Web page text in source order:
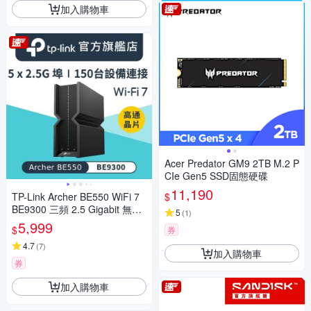
加入購物車
TP-Link Archer BE550 WiFi 7
BE9300 三頻 2.5 Gigabit 無線
網路路由器(Wi-Fi 7分享器/USB
3.0)
$5,999
4.7(7)
券
加入購物車
Acer Predator GM9 2TB M.2 P
CIe Gen5 SSD固態硬碟
$11,190
5 (1)
券
加入購物車